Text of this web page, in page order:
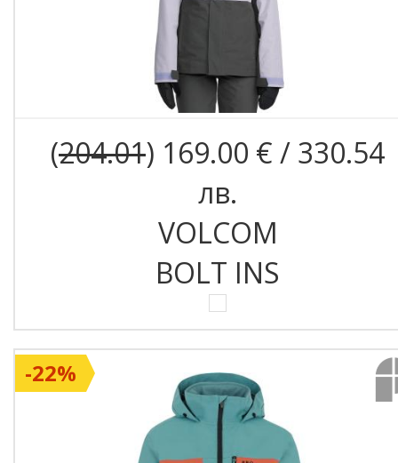
(204.01) 169.00 € / 330.54
лв.
VOLCOM
BOLT INS
-22%